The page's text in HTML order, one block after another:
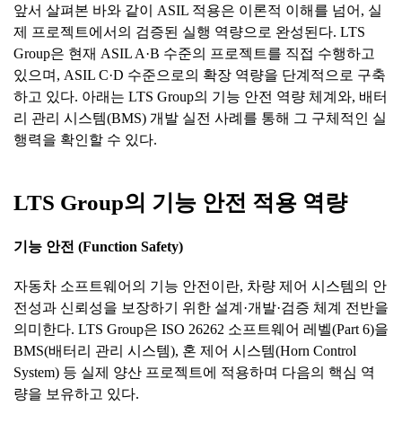
앞서 살펴본 바와 같이 ASIL 적용은 이론적 이해를 넘어, 실
제 프로젝트에서의 검증된 실행 역량으로 완성된다. LTS
Group은 현재 ASIL A·B 수준의 프로젝트를 직접 수행하고
있으며, ASIL C·D 수준으로의 확장 역량을 단계적으로 구축
하고 있다. 아래는 LTS Group의 기능 안전 역량 체계와, 배터
리 관리 시스템(BMS) 개발 실전 사례를 통해 그 구체적인 실
행력을 확인할 수 있다.
LTS Group의 기능 안전 적용 역량
기능 안전 (Function Safety)
자동차 소프트웨어의 기능 안전이란, 차량 제어 시스템의 안
전성과 신뢰성을 보장하기 위한 설계·개발·검증 체계 전반을
의미한다. LTS Group은 ISO 26262 소프트웨어 레벨(Part 6)을
BMS(배터리 관리 시스템), 혼 제어 시스템(Horn Control
System) 등 실제 양산 프로젝트에 적용하며 다음의 핵심 역
량을 보유하고 있다.